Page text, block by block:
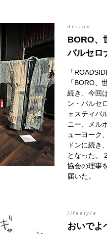
design
BORO、
バルセロ
「
「BORO、
続き、今回
ン・バルセ
ェスティバ
ニー、メル
ューヨーク
ドンに続き
となった。
協会の理事
届いた。
lifestyle
おいで